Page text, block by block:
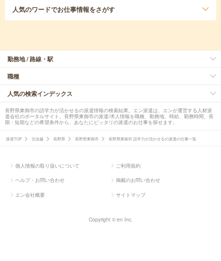
人気のワードでお仕事情報をさがす
勤務地 / 路線・駅
職種
人気の検索インデックス
長野県東御市の語学力が活かせるの派遣情報の検索結果。エン派遣は、エンが運営する人材派
遣会社のポータルサイト。長野県東御市の派遣/求人情報を職種、勤務地、時給、勤務時間、長
期・短期などの希望条件から、あなたにピッタリの派遣のお仕事を探せます。
派遣TOP 北信越 長野県 長野県東御市 長野県東御市 語学力が活かせるの派遣の仕事一覧
個人情報の取り扱いについて ご利用規約
ヘルプ・お問い合わせ 掲載のお問い合わせ
エン会社概要 サイトマップ
Copyright © en Inc.